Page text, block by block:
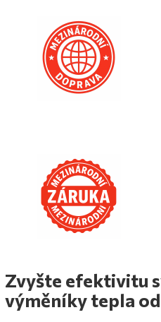
Zvyšte efektivitu
výměníky tepla